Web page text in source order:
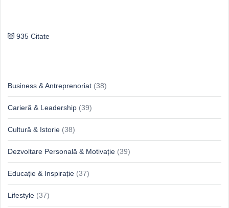
935 Citate
Business & Antreprenoriat (38)
Carieră & Leadership (39)
Cultură & Istorie (38)
Dezvoltare Personală & Motivație (39)
Educație & Inspirație (37)
Lifestyle (37)